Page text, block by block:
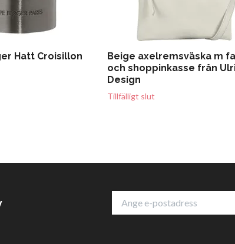
Hatt Croisillon
Beige axelremsväska m
och shoppinkasse från
Design
Tillfälligt slut